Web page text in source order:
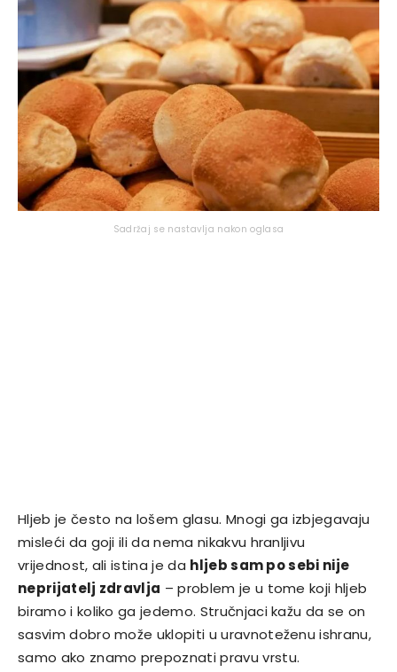
Sadržaj se nastavlja nakon oglasa
Hljeb je često na lošem glasu. Mnogi ga izbjegavaju
misleći da goji ili da nema nikakvu hranljivu
vrijednost, ali istina je da hljeb sam po sebi nije
neprijatelj zdravlja – problem je u tome koji hljeb
biramo i koliko ga jedemo. Stručnjaci kažu da se on
sasvim dobro može uklopiti u uravnoteženu ishranu,
samo ako znamo prepoznati pravu vrstu.